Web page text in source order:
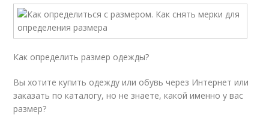
Как определить размер одежды?
Вы хотите купить одежду или обувь через Интернет или
заказать по каталогу, но не знаете, какой именно у вас
размер?